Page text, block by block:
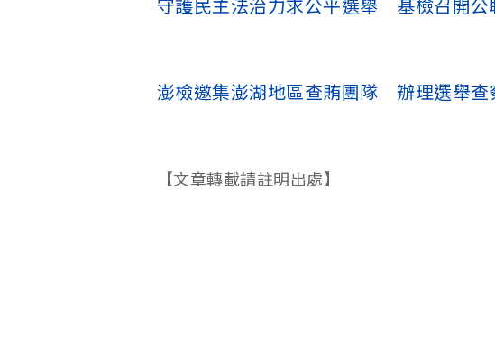
守護民主法治力求公平選舉 基檢召開公
澎檢邀集澎湖地區查賄團隊 辦理選舉查
【文章轉載請註明出處】